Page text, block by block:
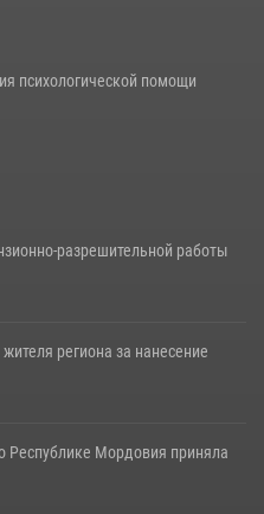
Всероссийского
психологической помощи
разрешительной работы
региона за нанесение
Республике Мордовия приняла